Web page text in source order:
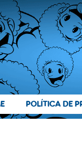
POLÍTICA DE